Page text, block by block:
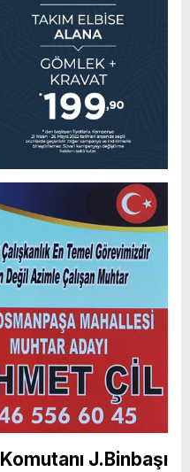
J.Binbaşı